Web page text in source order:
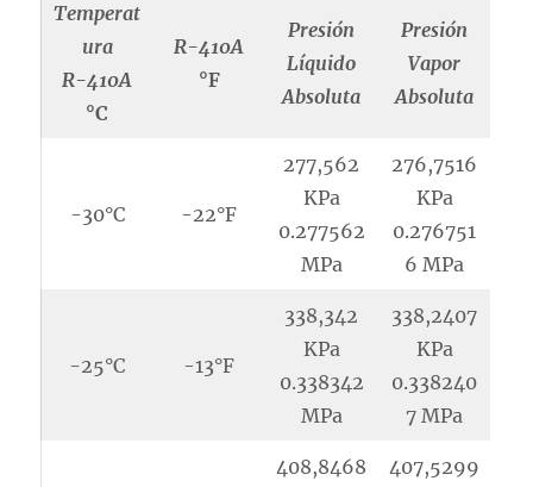
Temperat
ura
R-410A
°C
R-410A
°F
Presión
Líquido
Absoluta
Presión
Vapor
Absoluta
-30°C -22°F
277,562
KPa
0.277562
MPa
276,7516
KPa
0.276751
6 MPa
-25°C -13°F
338,342
KPa
0.338342
MPa
338,2407
KPa
0.338240
7 MPa
408,8468
407,5299